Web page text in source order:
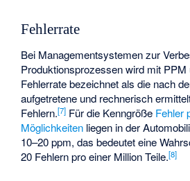
Fehlerrate
Bei Managementsystemen zur
Produktionsprozessen wird mit PPM
Fehlerrate bezeichnet als die nach
aufgetretene und rechnerisch
Fehlern.[7] Für die Kenngröße Fehler
Möglichkeiten liegen in der
10–20 ppm, das bedeutet eine
20 Fehlern pro einer Million Teile.[8]